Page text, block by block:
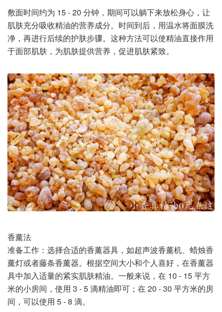
敷面时间约为 15 - 20 分钟，期间可以躺下来放松身心，让
肌肤充分吸收精油的营养成分。时间到后，用温水将面膜洗
净，再进行后续的护肤步骤。这种方法可以使精油直接作用
于面部肌肤，为肌肤提供营养，促进肌肤紧致。
香薰法
准备工作：选择合适的香薰器具，如超声波香薰机、蜡烛香
薰灯或者藤条香薰器。根据空间大小和个人喜好，在香薰器
具中加入适量的紧实肌肤精油。一般来说，在 10 - 15 平方
米的小房间，使用 3 - 5 滴精油即可；在 20 - 30 平方米的房
间，可以使用 5 - 8 滴。